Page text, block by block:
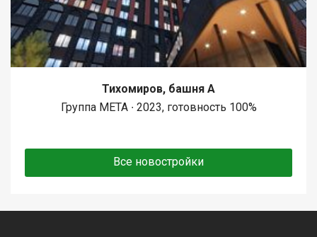
Тихомиров, башня А
Группа МЕТА ∙ 2023, готовность 100%
Все новостройки